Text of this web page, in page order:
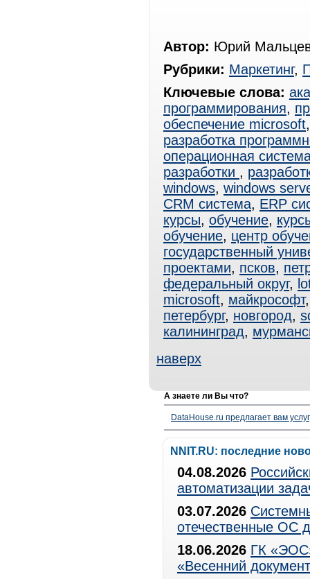
Автор: Юрий
Рубрики: Маркетинг,
Ключевые слова:
программирования,
обеспечение microsoft
разработка
операционная
разработки ,
windows, windows
CRM система, ERP
курсы, обучение,
обучение, центр
государственный
проектами, псков,
федеральный округ,
microsoft, майкрософт
петербург, новгород,
калининград,
наверх
А знаете ли Вы что?
DataHouse.ru предлагает вам
NNIT.RU: последние
04.08.2026
автоматизации
03.07.2026
отечественные ОС
18.06.2026 ГК
«Весенний